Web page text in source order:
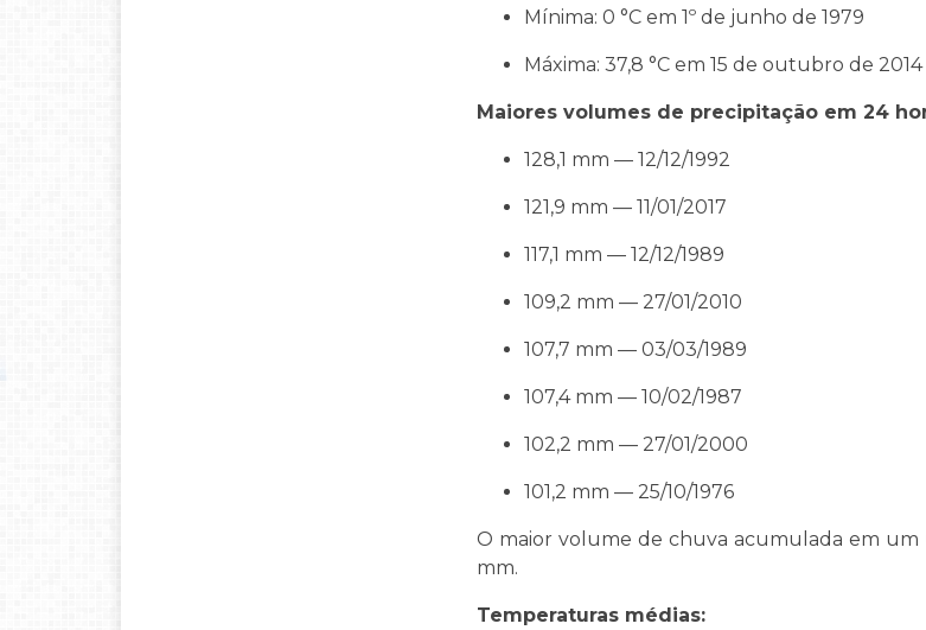
Mínima: 0 °C em 1º de junho de 1979
Máxima: 37,8 °C em 15 de outubro de 2014
Maiores volumes de precipitação em 24
128,1 mm — 12/12/1992
121,9 mm — 11/01/2017
117,1 mm — 12/12/1989
109,2 mm — 27/01/2010
107,7 mm — 03/03/1989
107,4 mm — 10/02/1987
102,2 mm — 27/01/2000
101,2 mm — 25/10/1976
O maior volume de chuva acumulada em um
mm.
Temperaturas médias: